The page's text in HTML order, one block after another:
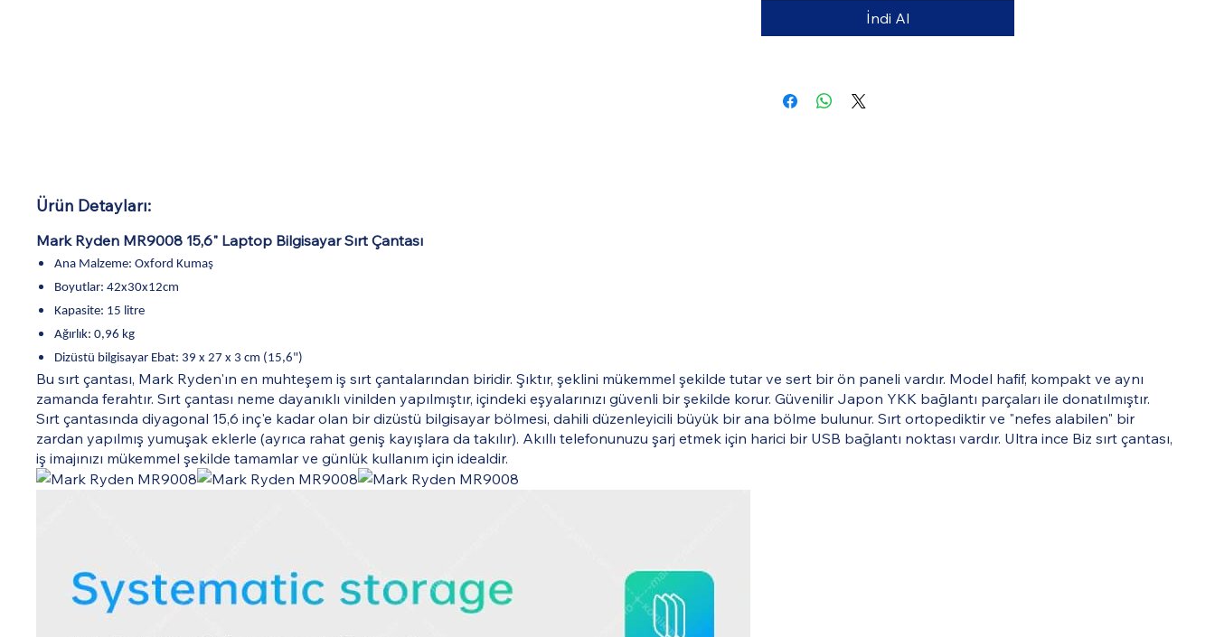
İndi Al
Ürün Detayları:
Mark Ryden MR9008 15,6" Laptop Bilgisayar Sırt Çantası
Ana Malzeme: Oxford Kumaş
Boyutlar: 42x30x12cm
Kapasite: 15 litre
Ağırlık: 0,96 kg
Dizüstü bilgisayar Ebat: 39 x 27 x 3 cm (15,6")
Bu sırt çantası, Mark Ryden'ın en muhteşem iş sırt çantalarından biridir. Şıktır, şeklini mükemmel şekilde tutar ve sert bir ön paneli vardır. Model hafif, kompakt ve aynı
zamanda ferahtır. Sırt çantası neme dayanıklı vinilden yapılmıştır, içindeki eşyalarınızı güvenli bir şekilde korur. Güvenilir Japon YKK bağlantı parçaları ile donatılmıştır.
Sırt çantasında diyagonal 15,6 inç'e kadar olan bir dizüstü bilgisayar bölmesi, dahili düzenleyicili büyük bir ana bölme bulunur. Sırt ortopediktir ve "nefes alabilen" bir
zardan yapılmış yumuşak eklerle (ayrıca rahat geniş kayışlara da takılır). Akıllı telefonunuzu şarj etmek için harici bir USB bağlantı noktası vardır. Ultra ince Biz sırt çantası,
iş imajınızı mükemmel şekilde tamamlar ve günlük kullanım için idealdir.